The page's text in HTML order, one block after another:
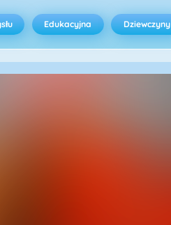
Edukacyjna Dziewczyny